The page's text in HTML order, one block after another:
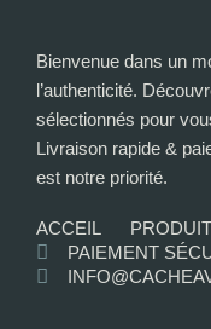
Bienvenue dans un
l’authenticité.
sélectionnés pour
Livraison rapide &
est notre priorité.
ACCEIL PRODUIT
PAIEMENT